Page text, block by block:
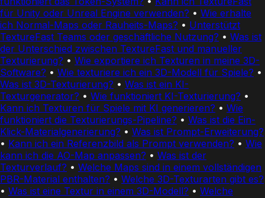
für Unity oder Unreal Engine verwenden? • Wie erhalte
ich Normal-Maps oder Rauheits-Maps? • Unterstützt
TextureFast Teams oder geschäftliche Nutzung? • Was ist
der Unterschied zwischen TextureFast und manueller
Texturierung? • Wie exportiere ich Texturen in meine 3D-
Software? • Wie texturiere ich ein 3D-Modell für Spiele? •
Was ist 3D-Texturierung? • Was ist ein KI-
Texturgenerator? • Wie funktioniert KI-Texturierung? •
Kann ich Texturen für Spiele mit KI generieren? • Wie
funktioniert die Texturierungs-Pipeline? • Was ist die Ein-
Klick-Materialgenerierung? • Was ist Prompt-Erweiterung?
• Kann ich ein Referenzbild als Prompt verwenden? • Wie
kann ich die AO-Map anpassen? • Was ist der
Texturverlauf? • Welche Maps sind in einem vollständigen
PBR-Material enthalten? • Welche 3D-Texturarten gibt es?
• Was ist eine Textur in einem 3D-Modell? • Welche